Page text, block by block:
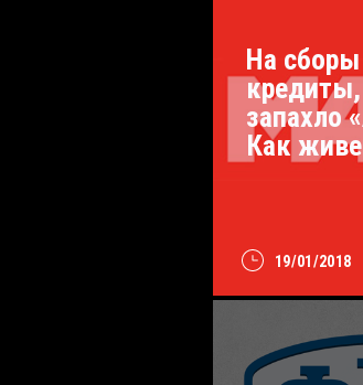
19/01/2018
На сборы
запахло
Как